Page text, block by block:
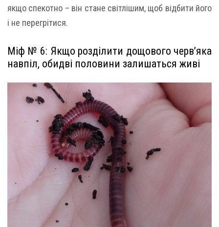
якщо спекотно – він стане світлішим, щоб відбити його
і не перегрітися.
Міф № 6: Якщо розділити дощового черв’яка
навпіл, обидві половини залишаться живі